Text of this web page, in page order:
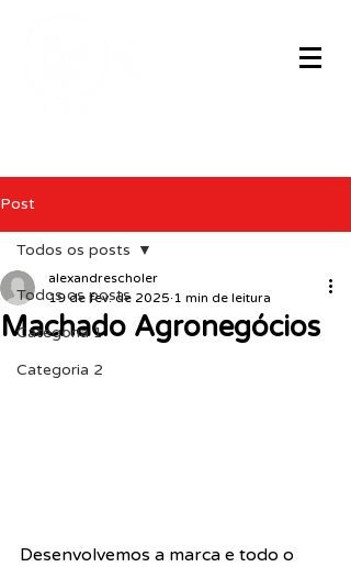
Post
Todos os posts
Categoria 1
Categoria 2
Todos os posts
Machado Agronegócios
alexandrescholer
19 de fev. de 2025 1 min de leitura
Desenvolvemos a marca e todo o